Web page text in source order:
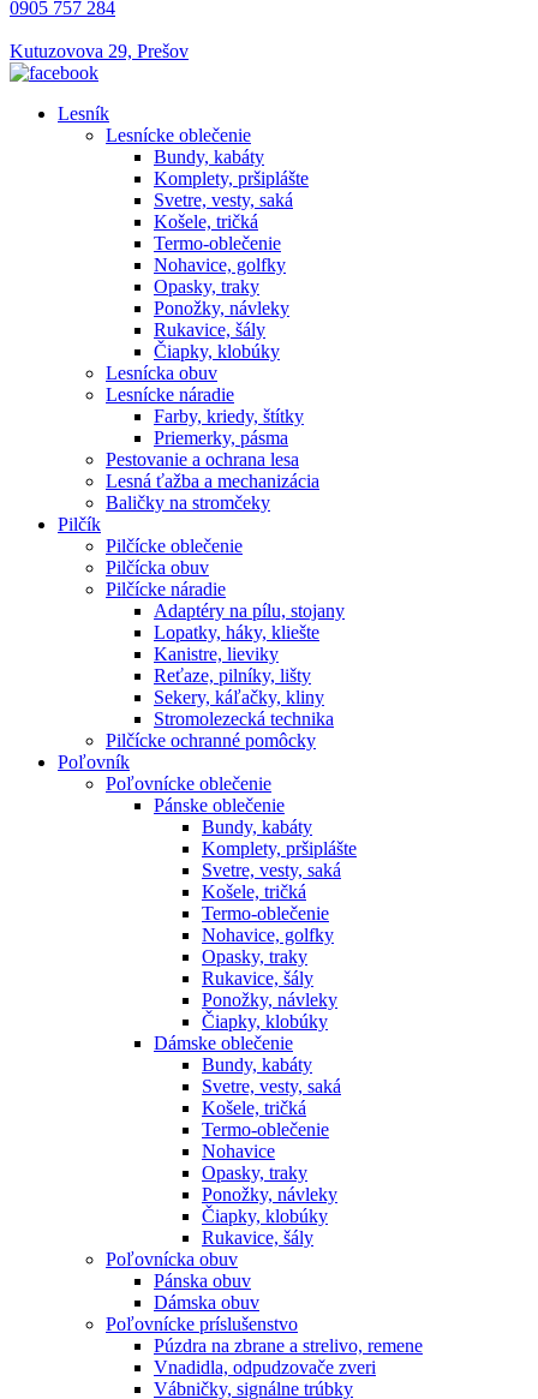
0905 757 284
Kutuzovova 29, Prešov
Lesník
Lesnícke oblečenie
Bundy, kabáty
Komplety, pršiplášte
Svetre, vesty, saká
Košele, tričká
Termo-oblečenie
Nohavice, golfky
Opasky, traky
Ponožky, návleky
Rukavice, šály
Čiapky, klobúky
Lesnícka obuv
Lesnícke náradie
Farby, kriedy, štítky
Priemerky, pásma
Pestovanie a ochrana lesa
Lesná ťažba a mechanizácia
Baličky na stromčeky
Pilčík
Pilčícke oblečenie
Pilčícka obuv
Pilčícke náradie
Adaptéry na pílu, stojany
Lopatky, háky, kliešte
Kanistre, lieviky
Reťaze, pilníky, lišty
Sekery, káľačky, kliny
Stromolezecká technika
Pilčícke ochranné pomôcky
Poľovník
Poľovnícke oblečenie
Pánske oblečenie
Bundy, kabáty
Komplety, pršiplášte
Svetre, vesty, saká
Košele, tričká
Termo-oblečenie
Nohavice, golfky
Opasky, traky
Rukavice, šály
Ponožky, návleky
Čiapky, klobúky
Dámske oblečenie
Bundy, kabáty
Svetre, vesty, saká
Košele, tričká
Termo-oblečenie
Nohavice
Opasky, traky
Ponožky, návleky
Čiapky, klobúky
Rukavice, šály
Poľovnícka obuv
Pánska obuv
Dámska obuv
Poľovnícke príslušenstvo
Púzdra na zbrane a strelivo, remene
Vnadidla, odpudzovače zveri
Vábničky, signálne trúbky